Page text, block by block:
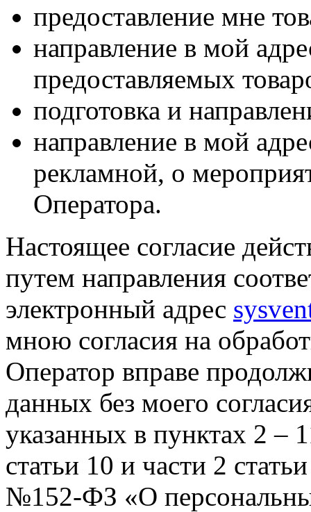
предоставление мне
направление в мой
предоставляемых
подготовка и
направление в мой
рекламной, о
Оператора.
Настоящее согласие
путем направления
электронный адрес
мною согласия на
Оператор вправе
данных без моего
указанных в пунктах 2 –
статьи 10 и части 2
№152-ФЗ «О